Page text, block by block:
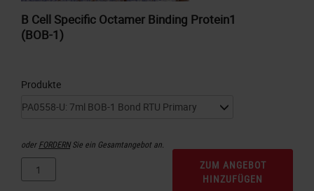
B Cell Specific Octamer Binding Protein1
(BOB-1)
Produkte
oderFORDERNSie ein Gesamtangebot an.
ZUM ANGEBOT
HINZUFÜGEN